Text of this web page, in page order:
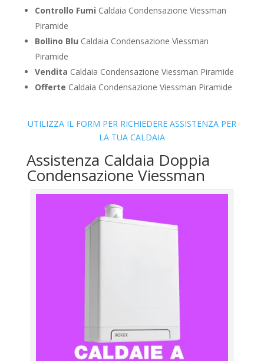
Controllo Fumi Caldaia Condensazione Viessman
Piramide
Bollino Blu Caldaia Condensazione Viessman
Piramide
Vendita Caldaia Condensazione Viessman Piramide
Offerte Caldaia Condensazione Viessman Piramide
UTILIZZA IL FORM PER RICHIEDERE ASSISTENZA PER
LA TUA CALDAIA
Assistenza Caldaia Doppia
Condensazione Viessman